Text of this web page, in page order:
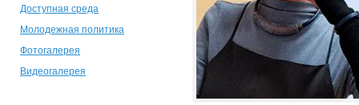
Доступная среда
Молодежная политика
Фотогалерея
Видеогалерея